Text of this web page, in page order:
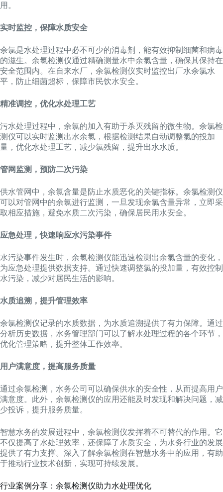
用。
实时监控，保障水质安全
余氯是水处理过程中必不可少的消毒剂，能有效抑制细菌和病毒
的滋生。余氯检测仪通过精确测量水中余氯含量，确保其保持在
安全范围内。在自来水厂，余氯检测仪实时监控出厂水余氯水
平，防止细菌超标，保障市民饮水安全。
精准调控，优化水处理工艺
污水处理过程中，余氯的加入有助于杀灭残留的微生物。余氯检
测仪可以实时监测出水余氯，根据检测结果自动调整氯的投加
量，优化水处理工艺，减少氯残留，提升出水水质。
管网监测，预防二次污染
供水管网中，余氯含量是防止水质恶化的关键指标。余氯检测仪
可以对管网中的余氯进行监测，一旦发现余氯含量异常，立即采
取相应措施，避免水质二次污染，确保居民用水安全。
应急处理，快速响应水污染事件
水污染事件发生时，余氯检测仪能迅速检测出余氯含量的变化，
为应急处理提供数据支持。通过快速调整氯的投加量，有效控制
水污染，减少对居民生活的影响。
水质追溯，提升管理效率
余氯检测仪记录的水质数据，为水质追溯提供了有力保障。通过
分析历史数据，水务管理部门可以了解水处理过程的各个环节，
优化管理策略，提升整体工作效率。
用户满意度，提高服务质量
通过余氯检测，水务公司可以确保供水的安全性，从而提高用户
满意度。此外，余氯检测仪的应用还能及时发现和解决问题，减
少投诉，提升服务质量。
智慧水务的发展进程中，余氯检测仪发挥着不可替代的作用。它
不仅提高了水处理效率，还保障了水质安全，为水务行业的发展
提供了有力支撑。深入了解余氯检测在智慧水务中的应用，有助
于推动行业技术创新，实现可持续发展。
行业案例分享：余氯检测仪助力水处理优化